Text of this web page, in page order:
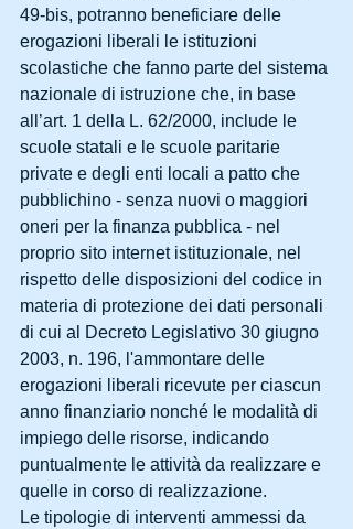
49-bis, potranno beneficiare delle
erogazioni liberali le istituzioni
scolastiche che fanno parte del sistema
nazionale di istruzione che, in base
all’art. 1 della L. 62/2000, include le
scuole statali e le scuole paritarie
private e degli enti locali a patto che
pubblichino - senza nuovi o maggiori
oneri per la finanza pubblica - nel
proprio sito internet istituzionale, nel
rispetto delle disposizioni del codice in
materia di protezione dei dati personali
di cui al Decreto Legislativo 30 giugno
2003, n. 196, l'ammontare delle
erogazioni liberali ricevute per ciascun
anno finanziario nonché le modalità di
impiego delle risorse, indicando
puntualmente le attività da realizzare e
quelle in corso di realizzazione.
Le tipologie di interventi ammessi da